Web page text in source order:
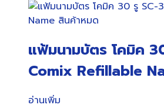
แฟ้มนามบัตร โคมิค
Comix Refillable
อ่านเพิ่ม